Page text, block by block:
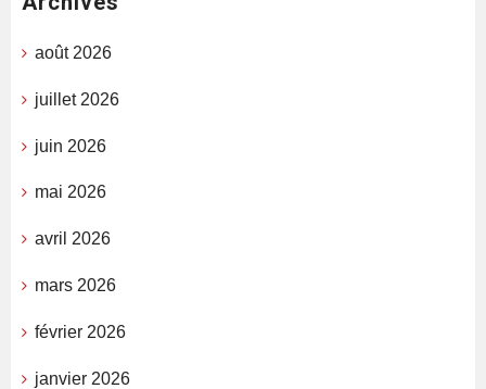
août 2026
juillet 2026
juin 2026
mai 2026
avril 2026
mars 2026
février 2026
janvier 2026